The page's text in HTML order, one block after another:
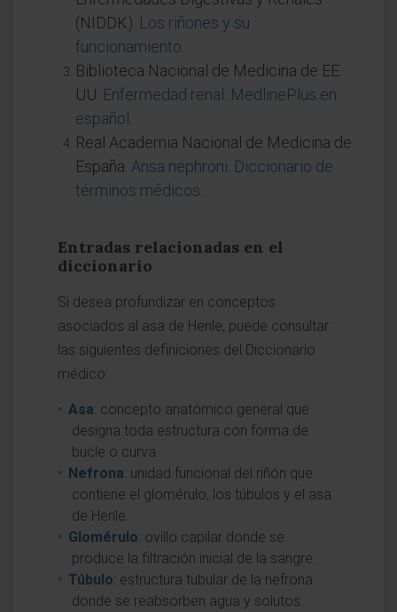
(NIDDK). Los riñones y su
funcionamiento
Biblioteca Nacional de Medicina de EE.
UU. Enfermedad renal. MedlinePlus en
español
Real Academia Nacional de Medicina de
España. Ansa nephroni. Diccionario de
términos médicos
Entradas relacionadas en el
diccionario
Si desea profundizar en conceptos
asociados al asa de Henle, puede consultar
las siguientes definiciones del Diccionario
médico:
Asa: concepto anatómico general que
designa toda estructura con forma de
bucle o curva.
Nefrona: unidad funcional del riñón que
contiene el glomérulo, los túbulos y el asa
de Henle.
Glomérulo: ovillo capilar donde se
produce la filtración inicial de la sangre.
Túbulo: estructura tubular de la nefrona
donde se reabsorben agua y solutos.